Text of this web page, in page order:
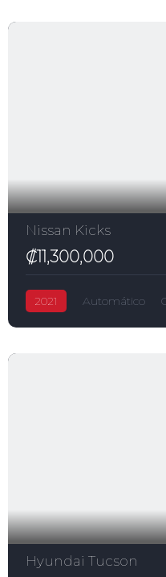
Nissan Kicks
₡11,300,000
2021 Automático
Hyundai Tucson